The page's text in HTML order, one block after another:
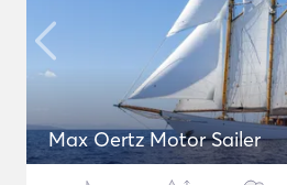
Max Oertz Motor Sailer